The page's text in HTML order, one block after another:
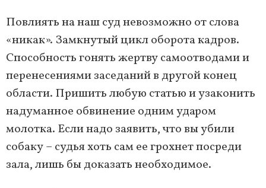
Повлиять на наш суд невозможно от слова
«никак». Замкнутый цикл оборота кадров.
Способность гонять жертву самоотводами и
перенесениями заседаний в другой конец
области. Пришить любую статью и узаконить
надуманное обвинение одним ударом
молотка. Если надо заявить, что вы убили
собаку – судья хоть сам ее грохнет посреди
зала, лишь бы доказать необходимое.